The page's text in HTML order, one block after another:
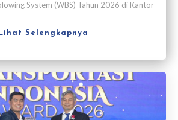
System (WBS) Tahun 2026 di Kantor
Lihat Selengkapnya